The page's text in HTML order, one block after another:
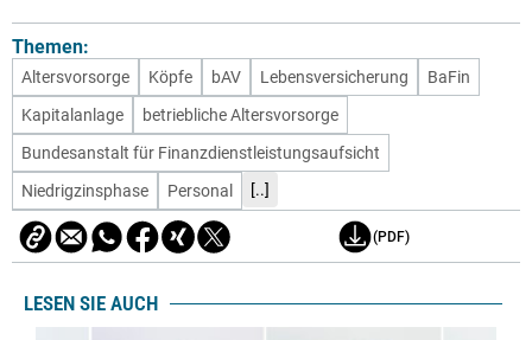
Themen:
Altersvorsorge Köpfe bAV Lebensversicherung
BaFin
Kapitalanlage
betriebliche Altersvorsorge
Bundesanstalt für Finanzdienstleistungsaufsicht
Niedrigzinsphase
Personal [..]
(PDF)
LESEN SIE AUCH